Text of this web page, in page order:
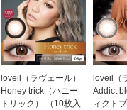
loveil（ラヴェール）
Honey trick（ハニー
トリック） （10枚入
loveil（
Addict
ィクト